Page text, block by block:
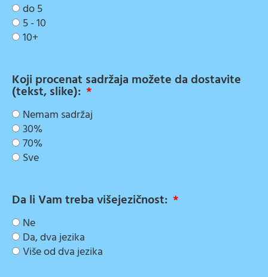
do 5
5 - 10
10+
Koji procenat sadržaja možete da dostavite
(tekst, slike):
Nemam sadržaj
30%
70%
Sve
Da li Vam treba višejezičnost:
Ne
Da, dva jezika
Više od dva jezika